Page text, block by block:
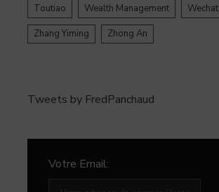
Toutiao
Wealth Management
Wechat
Zhang Yiming
Zhong An
Tweets by FredPanchaud
Votre Email: